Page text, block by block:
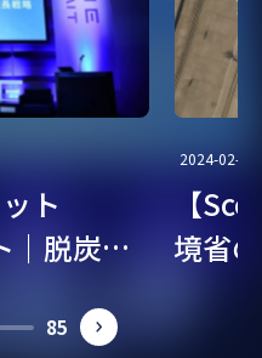
ト
｜脱炭
2024-02-07
【
境省
85 next